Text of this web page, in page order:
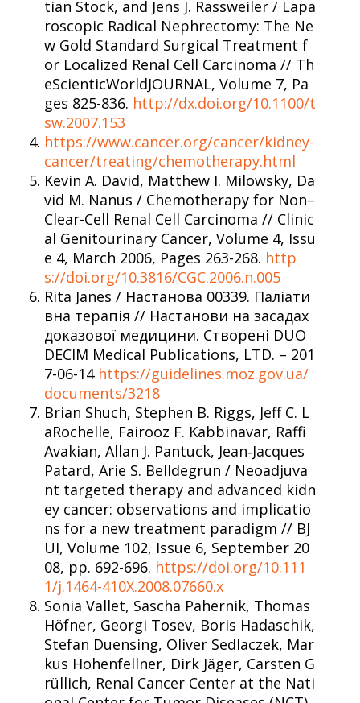
tian Stock, and Jens J. Rassweiler / Lapa
roscopic Radical Nephrectomy: The Ne
w Gold Standard Surgical Treatment f
or Localized Renal Cell Carcinoma // Th
eScienticWorldJOURNAL, Volume 7, Pa
ges 825-836. http://dx.doi.org/10.1100/t
sw.2007.153
https://www.cancer.org/cancer/kidney-
cancer/treating/chemotherapy.html
Kevin A. David, Matthew I. Milowsky, Da
vid M. Nanus / Chemotherapy for Non–
Clear-Cell Renal Cell Carcinoma // Clinic
al Genitourinary Cancer, Volume 4, Issu
e 4, March 2006, Pages 263-268. http
s://doi.org/10.3816/CGC.2006.n.005
Rita Janes / Настанова 00339. Паліати
вна терапія // Настанови на засадах
доказової медицини. Створені DUO
DECIM Medical Publications, LTD. – 201
7-06-14 https://guidelines.moz.gov.ua/
documents/3218
Brian Shuch, Stephen B. Riggs, Jeff C. L
aRochelle, Fairooz F. Kabbinavar, Raffi
Avakian, Allan J. Pantuck, Jean‐Jacques
Patard, Arie S. Belldegrun / Neoadjuva
nt targeted therapy and advanced kidn
ey cancer: observations and implicatio
ns for a new treatment paradigm // BJ
UI, Volume 102, Issue 6, September 20
08, pp. 692-696. https://doi.org/10.111
1/j.1464-410X.2008.07660.x
Sonia Vallet, Sascha Pahernik, Thomas
Höfner, Georgi Tosev, Boris Hadaschik,
Stefan Duensing, Oliver Sedlaczek, Mar
kus Hohenfellner, Dirk Jäger, Carsten G
rüllich, Renal Cancer Center at the Nati